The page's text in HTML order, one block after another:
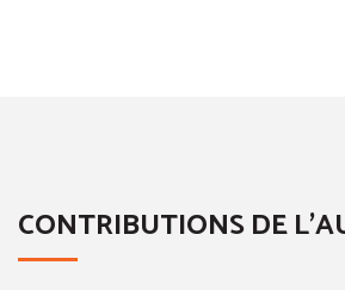
CONTRIBUTIONS DE